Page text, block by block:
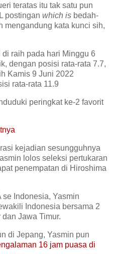
teratas itu tak satu pun
postingan which is bedah-
mengandung kata kunci sih,
raih pada hari Minggu 6
dengan posisi rata-rata 7.7,
Kamis 9 Juni 2022
rata-rata 11.9
peringkat ke-2 favorit
kejadian sesungguhnya
lolos seleksi pertukaran
penempatan di Hiroshima
Indonesia, Yasmin
Indonesia bersama 2
Jawa Timur.
di Jepang, Yasmin pun
16 jam puasa di